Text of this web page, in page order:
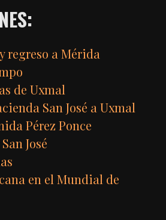
regreso a Mérida
de Uxmal
San José a Uxmal
Pérez Ponce
José
en el Mundial de